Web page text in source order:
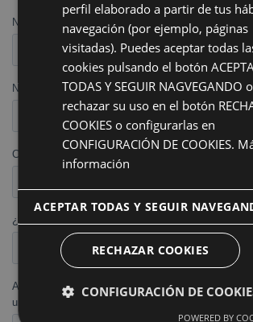
perfil elaborado a partir de tus
navegación (por ejemplo, páginas
visitadas). Puedes aceptar todas
cookies pulsando el botón
TODAS Y SEGUIR NAGVEGANDO o
rechazar su uso en el botón
COOKIES o configurarlas en
CONFIGURACIÓN DE COOKIES.
información
ACEPTAR TODAS Y SEGUIR
RECHAZAR COOKIES
CONFIGURACIÓN DE
POWERED BY